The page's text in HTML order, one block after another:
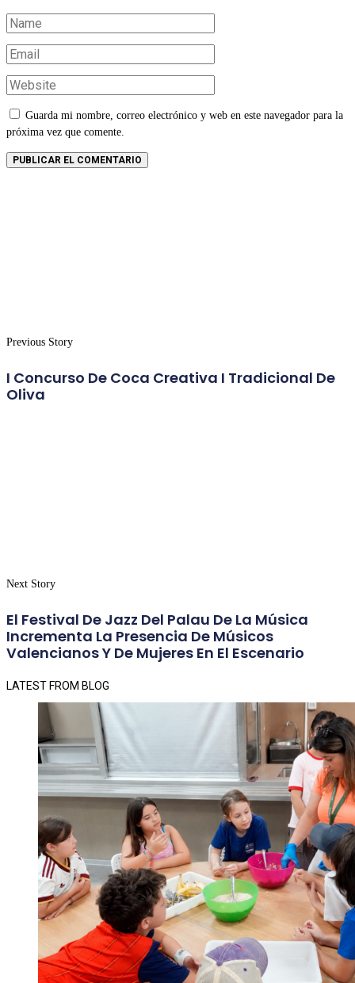
Guarda mi nombre, correo electrónico y web en este navegador para la
próxima vez que comente.
Previous Story
I Concurso De Coca Creativa I Tradicional De
Oliva
Next Story
El Festival De Jazz Del Palau De La Música
Incrementa La Presencia De Músicos
Valencianos Y De Mujeres En El Escenario
LATEST FROM BLOG